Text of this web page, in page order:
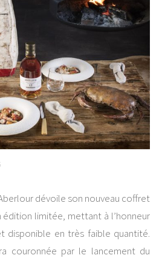
dévoile son nouveau coffret
édition limitée, mettant à l’honneur
disponible en très faible quantité.
couronnée par le lancement du